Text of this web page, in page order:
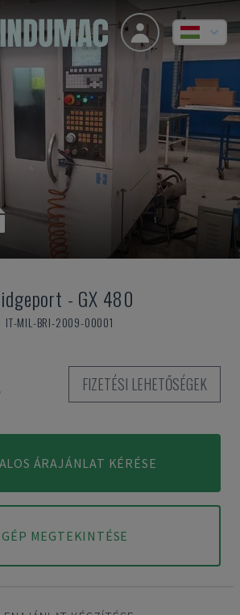
- GX 480
IT-MIL-BRI-2009-00001
FIZETÉSI LEHETŐSÉGEK
ÁRAJÁNLAT KÉRÉSE
MEGTEKINTÉSE